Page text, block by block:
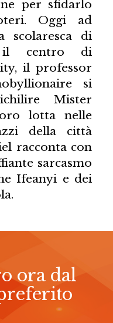
per sfidarlo
Oggi ad
scolaresca di
il centro di
il professor
si
Mister
lotta nelle
della città
racconta con
sarcasmo
Ifeanyi e dei
ora dal